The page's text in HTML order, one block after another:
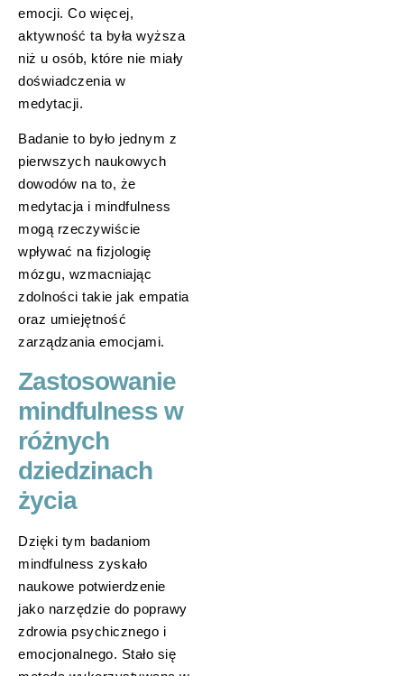
emocji. Co więcej,
aktywność ta była wyższa
niż u osób, które nie miały
doświadczenia w
medytacji.
Badanie to było jednym z
pierwszych naukowych
dowodów na to, że
medytacja i mindfulness
mogą rzeczywiście
wpływać na fizjologię
mózgu, wzmacniając
zdolności takie jak empatia
oraz umiejętność
zarządzania emocjami.
Zastosowanie
mindfulness w
różnych
dziedzinach
życia
Dzięki tym badaniom
mindfulness zyskało
naukowe potwierdzenie
jako narzędzie do poprawy
zdrowia psychicznego i
emocjonalnego. Stało się